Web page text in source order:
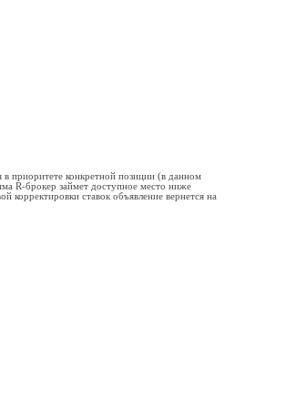
приоритете конкретной позиции (в данном
R-брокер займет доступное место ниже
корректировки ставок объявление вернется на